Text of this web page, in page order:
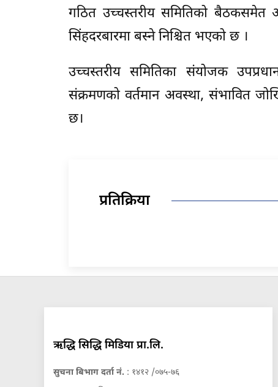
गठित उच्चस्तरीय समितिको बैठकसमेत
सिंहदरबारमा बस्ने निश्चित भएको छ ।
उच्चस्तरीय समितिका संयोजक
संक्रमणको वर्तमान अवस्था, संभावित
छ।
प्रतिक्रिया
ऋद्धि सिद्धि मिडिया प्रा.लि.
सुचना बिभाग दर्ता नं. : १४१२ /०७५-७६